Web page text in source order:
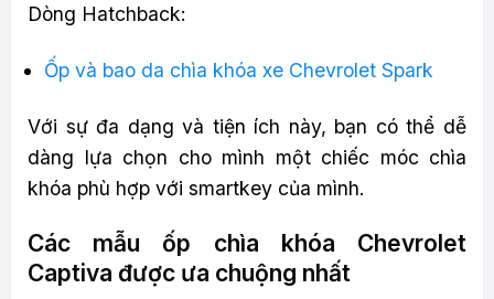
Dòng Hatchback:
Ốp và bao da chìa khóa xe Chevrolet Spark
Với sự đa dạng và tiện ích này, bạn có thể dễ
dàng lựa chọn cho mình một chiếc móc chìa
khóa phù hợp với smartkey của mình.
Các mẫu ốp chìa khóa Chevrolet
Captiva được ưa chuộng nhất